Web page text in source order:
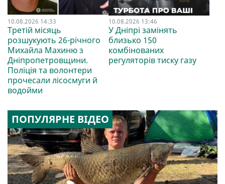
10.08.2026 14:33
Третій місяць
розшукують 26-річного
Михайла Махиню з
Дніпропетровщини.
Поліція та волонтери
прочесали лісосмуги й
водойми
10.08.2026 13:46
У Дніпрі замінять
близько 150
комбінованих
регуляторів тиску газу
ПОПУЛЯРНЕ ВІДЕО